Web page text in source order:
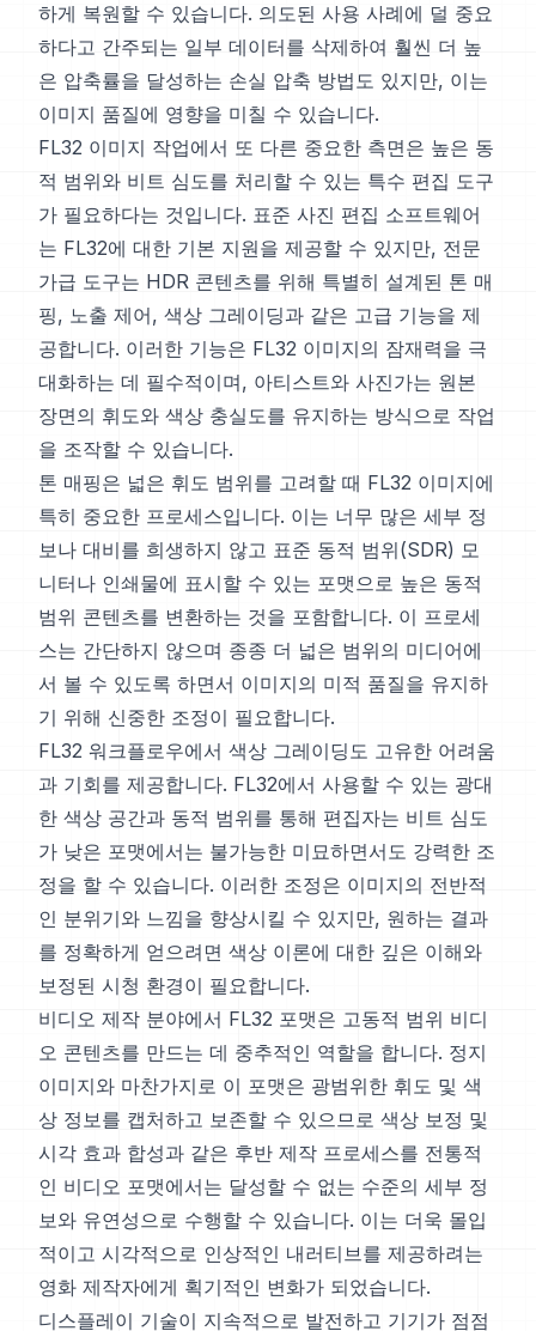
하게 복원할 수 있습니다. 의도된 사용 사례에 덜 중요
하다고 간주되는 일부 데이터를 삭제하여 훨씬 더 높
은 압축률을 달성하는 손실 압축 방법도 있지만, 이는
이미지 품질에 영향을 미칠 수 있습니다.
FL32 이미지 작업에서 또 다른 중요한 측면은 높은 동
적 범위와 비트 심도를 처리할 수 있는 특수 편집 도구
가 필요하다는 것입니다. 표준 사진 편집 소프트웨어
는 FL32에 대한 기본 지원을 제공할 수 있지만, 전문
가급 도구는 HDR 콘텐츠를 위해 특별히 설계된 톤 매
핑, 노출 제어, 색상 그레이딩과 같은 고급 기능을 제
공합니다. 이러한 기능은 FL32 이미지의 잠재력을 극
대화하는 데 필수적이며, 아티스트와 사진가는 원본
장면의 휘도와 색상 충실도를 유지하는 방식으로 작업
을 조작할 수 있습니다.
톤 매핑은 넓은 휘도 범위를 고려할 때 FL32 이미지에
특히 중요한 프로세스입니다. 이는 너무 많은 세부 정
보나 대비를 희생하지 않고 표준 동적 범위(SDR) 모
니터나 인쇄물에 표시할 수 있는 포맷으로 높은 동적
범위 콘텐츠를 변환하는 것을 포함합니다. 이 프로세
스는 간단하지 않으며 종종 더 넓은 범위의 미디어에
서 볼 수 있도록 하면서 이미지의 미적 품질을 유지하
기 위해 신중한 조정이 필요합니다.
FL32 워크플로우에서 색상 그레이딩도 고유한 어려움
과 기회를 제공합니다. FL32에서 사용할 수 있는 광대
한 색상 공간과 동적 범위를 통해 편집자는 비트 심도
가 낮은 포맷에서는 불가능한 미묘하면서도 강력한 조
정을 할 수 있습니다. 이러한 조정은 이미지의 전반적
인 분위기와 느낌을 향상시킬 수 있지만, 원하는 결과
를 정확하게 얻으려면 색상 이론에 대한 깊은 이해와
보정된 시청 환경이 필요합니다.
비디오 제작 분야에서 FL32 포맷은 고동적 범위 비디
오 콘텐츠를 만드는 데 중추적인 역할을 합니다. 정지
이미지와 마찬가지로 이 포맷은 광범위한 휘도 및 색
상 정보를 캡처하고 보존할 수 있으므로 색상 보정 및
시각 효과 합성과 같은 후반 제작 프로세스를 전통적
인 비디오 포맷에서는 달성할 수 없는 수준의 세부 정
보와 유연성으로 수행할 수 있습니다. 이는 더욱 몰입
적이고 시각적으로 인상적인 내러티브를 제공하려는
영화 제작자에게 획기적인 변화가 되었습니다.
디스플레이 기술이 지속적으로 발전하고 기기가 점점